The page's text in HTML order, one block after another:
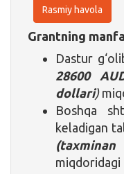
Rasmiy havola
Grantning
Dastur
28600
dollari)
Boshqa
keladigan
miqdoridagi